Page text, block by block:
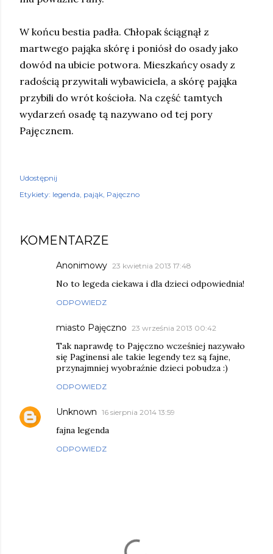
W końcu bestia padła. Chłopak ściągnął z
martwego pająka skórę i poniósł do osady jako
dowód na ubicie potwora. Mieszkańcy osady z
radością przywitali wybawiciela, a skórę pająka
przybili do wrót kościoła. Na część tamtych
wydarzeń osadę tą nazywano od tej pory
Pajęcznem.
Udostępnij
Etykiety: legenda pająk Pajęczno
KOMENTARZE
Anonimowy 23 kwietnia 2013 17:48
No to legeda ciekawa i dla dzieci odpowiednia!
ODPOWIEDZ
miasto Pajęczno 23 września 2013 00:42
Tak naprawdę to Pajęczno wcześniej nazywało
się Paginensi ale takie legendy tez są fajne,
przynajmniej wyobraźnie dzieci pobudza :)
ODPOWIEDZ
Unknown 16 sierpnia 2014 13:59
fajna legenda
ODPOWIEDZ